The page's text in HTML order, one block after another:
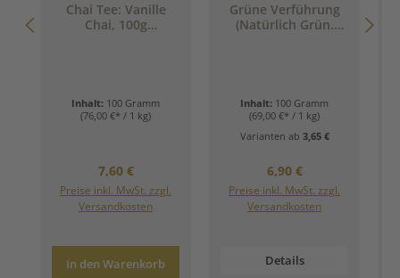
Chai Tee: Vanille
Chai, 100g
Inhalt: 100 Gramm
(76,00 €* / 1 kg)
Regulärer Preis:
7,60 €
Preise inkl. MwSt. zzgl.
Versandkosten
In den Warenkorb
Grüne Verführung
(Natürlich Grün.
Inhalt: 100 Gramm
(69,00 €* / 1 kg)
Varianten ab 3,65 €
Regulärer Preis:
6,90 €
Preise inkl. MwSt. zzgl.
Versandkosten
Details